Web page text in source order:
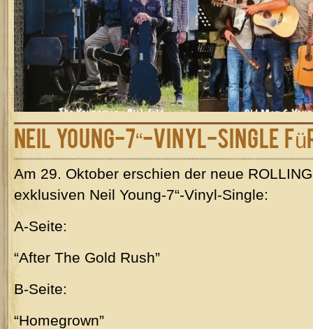
Neil Young-7“-Vinyl-Single
Am 29. Oktober erschien der neue
exklusiven Neil Young-7“-Vinyl-Single:
A-Seite:
“After The Gold Rush”
B-Seite:
“Homegrown”